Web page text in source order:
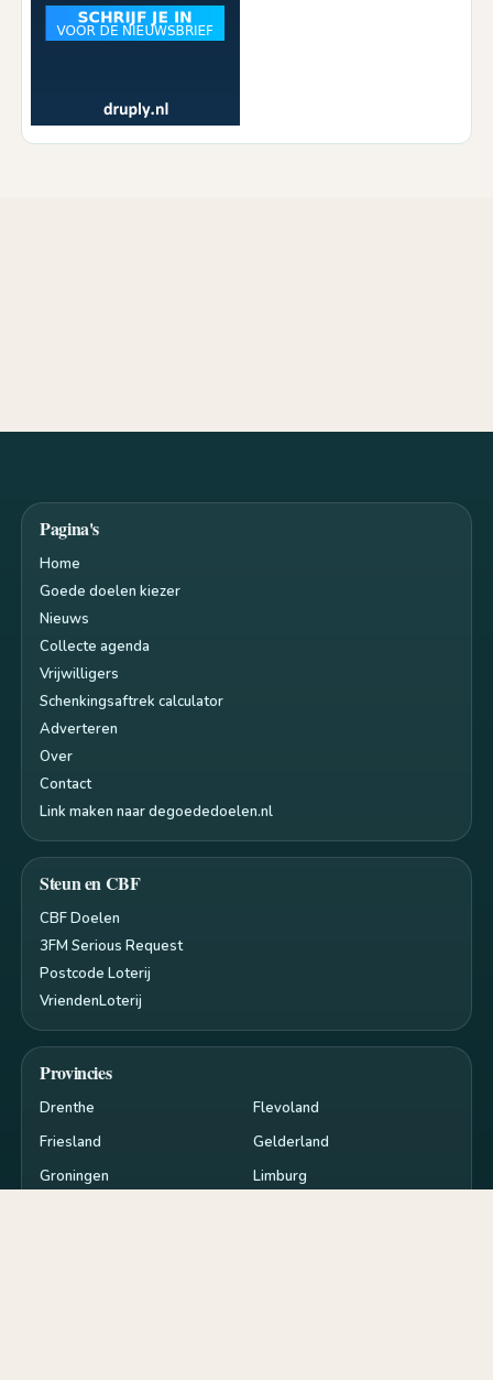
Pagina's
Home
Goede doelen kiezer
Nieuws
Collecte agenda
Vrijwilligers
Schenkingsaftrek calculator
Adverteren
Over
Contact
Link maken naar degoededoelen.nl
Steun en CBF
CBF Doelen
3FM Serious Request
Postcode Loterij
VriendenLoterij
Provincies
Drenthe
Flevoland
Friesland
Gelderland
Groningen
Limburg